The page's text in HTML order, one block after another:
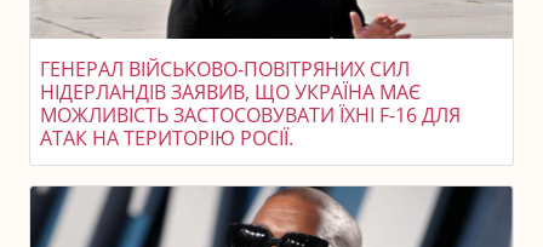
ГЕНЕРАЛ ВІЙСЬКОВО-ПОВІТРЯНИХ СИЛ
НІДЕРЛАНДІВ ЗАЯВИВ, ЩО УКРАЇНА МАЄ
МОЖЛИВІСТЬ ЗАСТОСОВУВАТИ ЇХНІ F-16 ДЛЯ
АТАК НА ТЕРИТОРІЮ РОСІЇ.